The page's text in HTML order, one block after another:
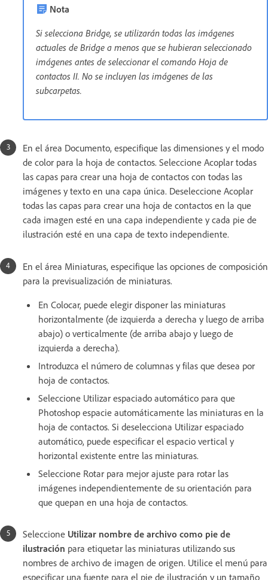
Nota
Si selecciona Bridge, se utilizarán todas las imágenes
actuales de Bridge a menos que se hubieran seleccionado
imágenes antes de seleccionar el comando Hoja de
contactos II. No se incluyen las imágenes de las
subcarpetas.
En el área Documento, especifique las dimensiones y el modo
de color para la hoja de contactos. Seleccione Acoplar todas
las capas para crear una hoja de contactos con todas las
imágenes y texto en una capa única. Deseleccione Acoplar
todas las capas para crear una hoja de contactos en la que
cada imagen esté en una capa independiente y cada pie de
ilustración esté en una capa de texto independiente.
En el área Miniaturas, especifique las opciones de composición
para la previsualización de miniaturas.
En Colocar, puede elegir disponer las miniaturas
horizontalmente (de izquierda a derecha y luego de arriba
abajo) o verticalmente (de arriba abajo y luego de
izquierda a derecha).
Introduzca el número de columnas y filas que desea por
hoja de contactos.
Seleccione Utilizar espaciado automático para que
Photoshop espacie automáticamente las miniaturas en la
hoja de contactos. Si deselecciona Utilizar espaciado
automático, puede especificar el espacio vertical y
horizontal existente entre las miniaturas.
Seleccione Rotar para mejor ajuste para rotar las
imágenes independientemente de su orientación para
que quepan en una hoja de contactos.
Seleccione Utilizar nombre de archivo como pie de
ilustración para etiquetar las miniaturas utilizando sus
nombres de archivo de imagen de origen. Utilice el menú para
especificar una fuente para el pie de ilustración y un tamaño